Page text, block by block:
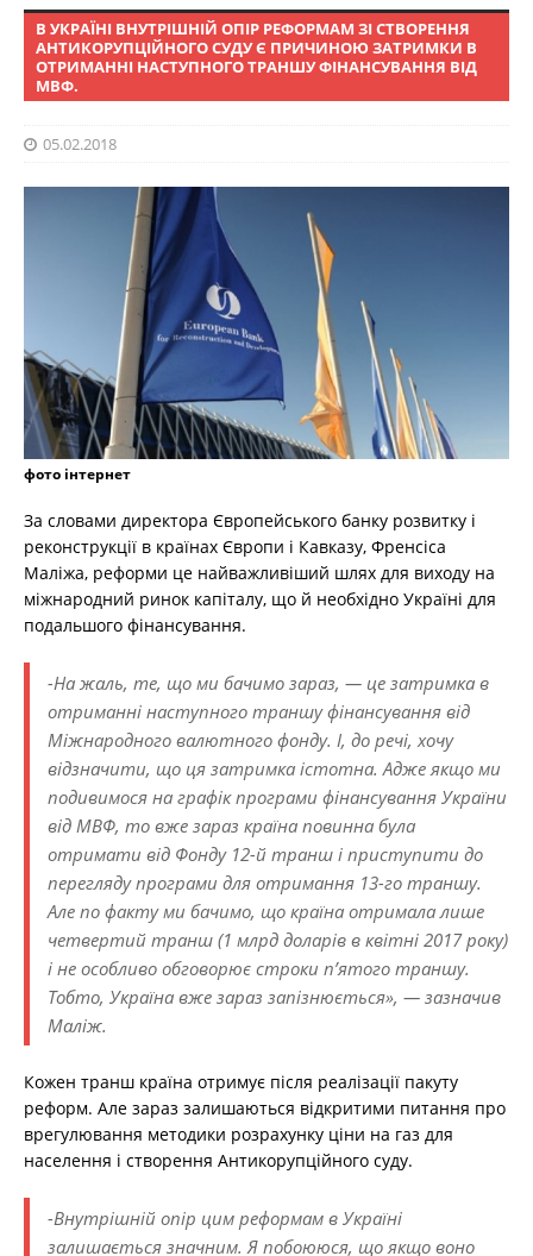
В УКРАЇНІ ВНУТРІШНІЙ ОПІР РЕФОРМАМ ЗІ СТВОРЕННЯ
АНТИКОРУПЦІЙНОГО СУДУ Є ПРИЧИНОЮ ЗАТРИМКИ В
ОТРИМАННІ НАСТУПНОГО ТРАНШУ ФІНАНСУВАННЯ ВІД
МВФ.
05.02.2018
фото інтернет
За словами директора Європейського банку розвитку і
реконструкції в країнах Європи і Кавказу, Френсіса
Маліжа, реформи це найважливіший шлях для виходу на
міжнародний ринок капіталу, що й необхідно Україні для
подальшого фінансування.
-На жаль, те, що ми бачимо зараз, — це затримка в
отриманні наступного траншу фінансування від
Міжнародного валютного фонду. І, до речі, хочу
відзначити, що ця затримка істотна. Адже якщо ми
подивимося на графік програми фінансування України
від МВФ, то вже зараз країна повинна була
отримати від Фонду 12-й транш і приступити до
перегляду програми для отримання 13-го траншу.
Але по факту ми бачимо, що країна отримала лише
четвертий транш (1 млрд доларів в квітні 2017 року)
і не особливо обговорює строки п’ятого траншу.
Тобто, Україна вже зараз запізнюється», — зазначив
Маліж.
Кожен транш країна отримує після реалізації пакуту
реформ. Але зараз залишаються відкритими питання про
врегулювання методики розрахунку ціни на газ для
населення і створення Антикорупційного суду.
-Внутрішній опір цим реформам в Україні
залишається значним. Я побоююся, що якщо воно